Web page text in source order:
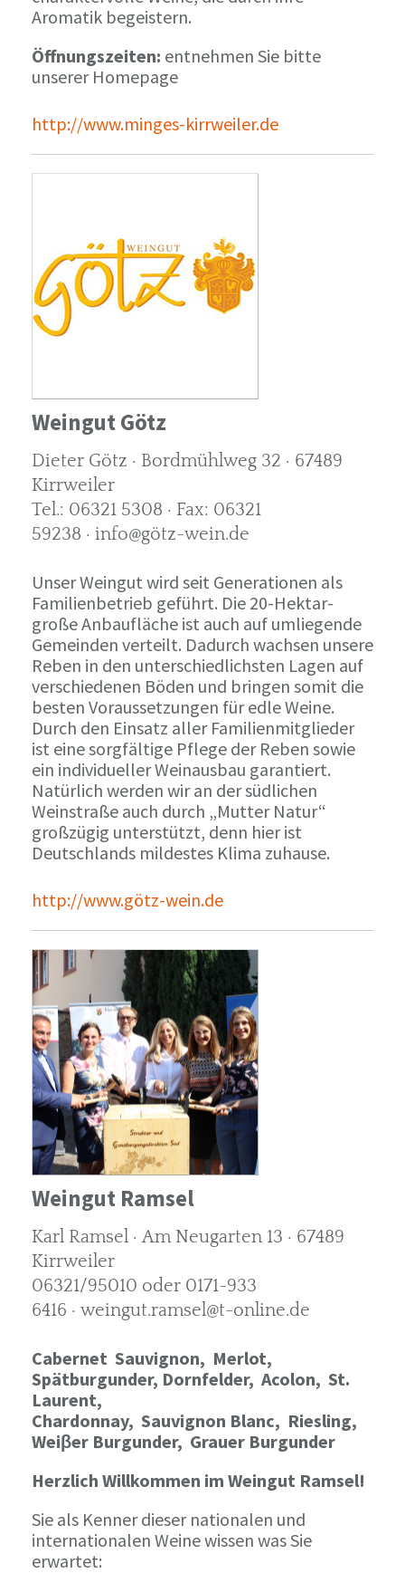
Aromatik begeistern.
Öffnungszeiten: entnehmen Sie bitte
unserer Homepage
http://www.minges-kirrweiler.de
Weingut Götz
Dieter Götz · Bordmühlweg 32 · 67489
Kirrweiler
Tel.: 06321 5308 · Fax: 06321
59238 · info@götz-wein.de
Unser Weingut wird seit Generationen als
Familienbetrieb geführt. Die 20-Hektar-
große Anbaufläche ist auch auf umliegende
Gemeinden verteilt. Dadurch wachsen unsere
Reben in den unterschiedlichsten Lagen auf
verschiedenen Böden und bringen somit die
besten Voraussetzungen für edle Weine.
Durch den Einsatz aller Familienmitglieder
ist eine sorgfältige Pflege der Reben sowie
ein individueller Weinausbau garantiert.
Natürlich werden wir an der südlichen
Weinstraße auch durch „Mutter Natur“
großzügig unterstützt, denn hier ist
Deutschlands mildestes Klima zuhause.
http://www.götz-wein.de
Weingut Ramsel
Karl Ramsel · Am Neugarten 13 · 67489
Kirrweiler
06321/95010 oder 0171-933
6416 · weingut.ramsel@t-online.de
Cabernet Sauvignon, Merlot,
Spätburgunder, Dornfelder, Acolon, St.
Laurent,
Chardonnay, Sauvignon Blanc, Riesling,
Weiβer Burgunder, Grauer Burgunder
Herzlich Willkommen im Weingut Ramsel!
Sie als Kenner dieser nationalen und
internationalen Weine wissen was Sie
erwartet: